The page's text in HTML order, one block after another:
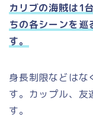
カリブの海賊は1
ちの各シーンを
す。
身長制限などはな
す。カップル、友
す。